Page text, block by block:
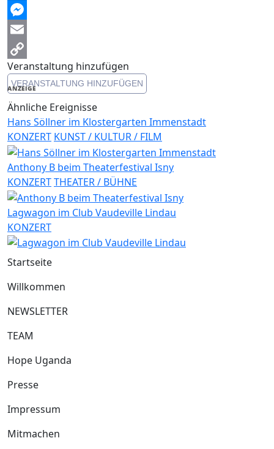
Threads
Messenger
Email
Copy
Link
Veranstaltung hinzufügen
VERANSTALTUNG HINZUFÜGEN
ANZEIGE
Ähnliche Ereignisse
Hans Söllner im Klostergarten Immenstadt
KONZERT KUNST / KULTUR / FILM
Anthony B beim Theaterfestival Isny
KONZERTTHEATER / BÜHNE
Lagwagon im Club Vaudeville Lindau
KONZERT
Startseite
Willkommen
NEWSLETTER
TEAM
Hope Uganda
Presse
Impressum
Mitmachen